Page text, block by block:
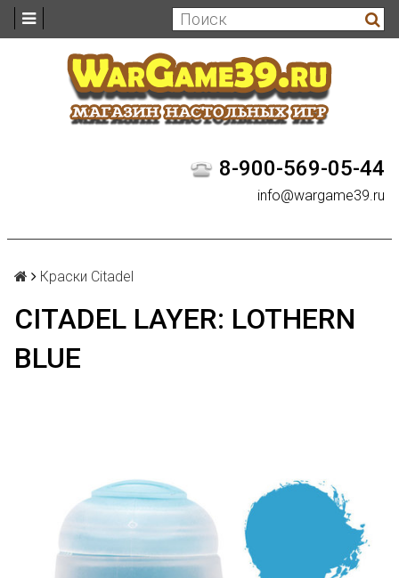
8-900-569-05-44
info@wargame39.ru
Краски Citadel
CITADEL LAYER: LOTHERN
BLUE